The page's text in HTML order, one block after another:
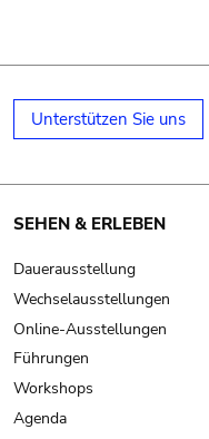
Unterstützen Sie uns
SEHEN & ERLEBEN
Dauerausstellung
Wechselausstellungen
Online-Ausstellungen
Führungen
Workshops
Agenda